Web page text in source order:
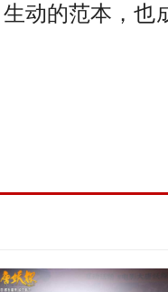
动的范本，也